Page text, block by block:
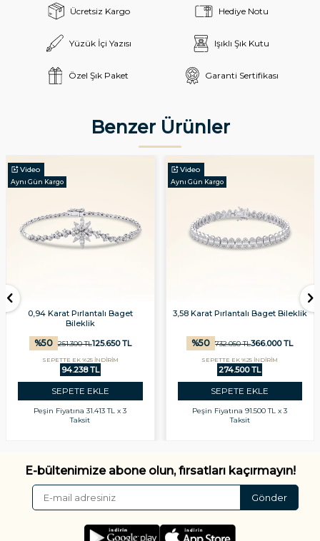
Ücretsiz Kargo Hediye Notu
Yüzük İçi Yazısı Işıklı Şık Kutu
Özel Şık Paket Garanti Sertifikası
Benzer Ürünler
Video
Aynı Gün Kargo
0,94 Karat Pırlantalı Baget
Bileklik
%50 251.300TL125.650TL
SEPETTE EK %25 İNDİRİM
94.238 TL
SEPETE EKLE
Peşin Fiyatına31.413 TL x 3
Taksit
Video
Aynı Gün Kargo
3,58 Karat Pırlantalı Baget Bileklik
%50 732.050TL366.000TL
SEPETTE EK %25 İNDİRİM
274.500 TL
SEPETE EKLE
Peşin Fiyatına91.500 TL x 3
Taksit
E-bültenimize abone olun, fırsatları kaçırmayın!
Gönder